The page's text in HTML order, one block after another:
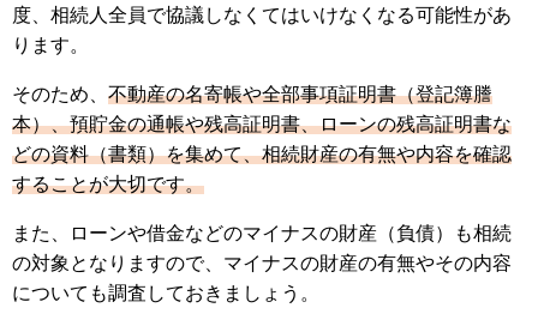
度、相続人全員で協議しなくてはいけなくなる可能性があ
ります。
そのため、 不動産の名寄帳や全部事項証明書（登記簿謄
本）、預貯金の通帳や残高証明書、ローンの残高証明書な
どの資料（書類）を集めて、相続財産の有無や内容を確認
することが大切です。
また、ローンや借金などのマイナスの財産（負債）も相続
の対象となりますので、マイナスの財産の有無やその内容
についても調査しておきましょう。